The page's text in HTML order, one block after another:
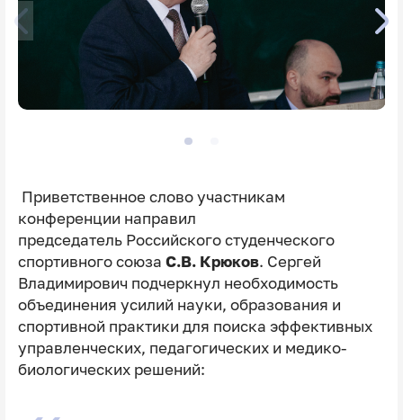
Приветственное слово участникам
конференции направил
председатель Российского студенческого
спортивного союза С.В. Крюков. Сергей
Владимирович подчеркнул необходимость
объединения усилий науки, образования и
спортивной практики для поиска эффективных
управленческих, педагогических и медико-
биологических решений: